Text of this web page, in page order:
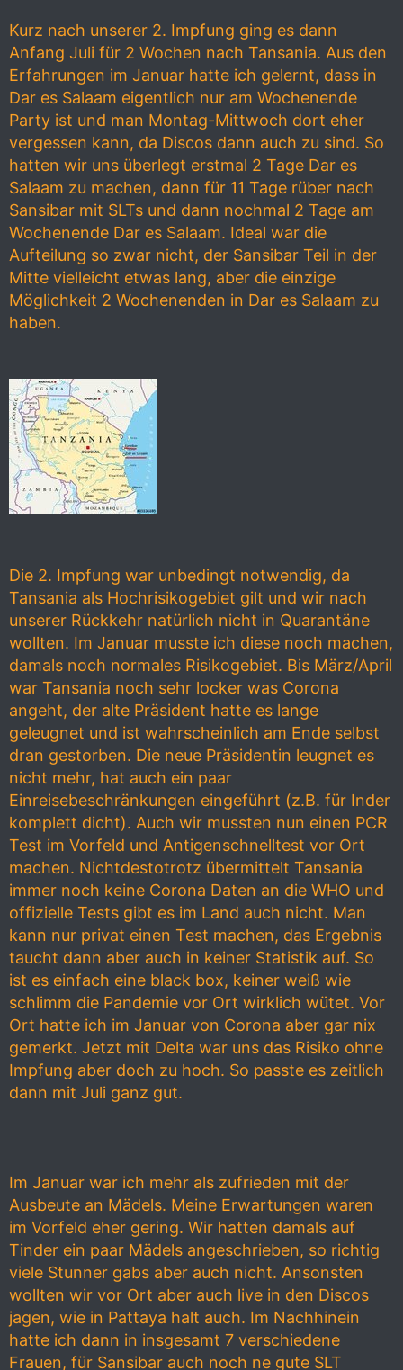
Kurz nach unserer 2. Impfung ging es dann
Anfang Juli für 2 Wochen nach Tansania. Aus den
Erfahrungen im Januar hatte ich gelernt, dass in
Dar es Salaam eigentlich nur am Wochenende
Party ist und man Montag-Mittwoch dort eher
vergessen kann, da Discos dann auch zu sind. So
hatten wir uns überlegt erstmal 2 Tage Dar es
Salaam zu machen, dann für 11 Tage rüber nach
Sansibar mit SLTs und dann nochmal 2 Tage am
Wochenende Dar es Salaam. Ideal war die
Aufteilung so zwar nicht, der Sansibar Teil in der
Mitte vielleicht etwas lang, aber die einzige
Möglichkeit 2 Wochenenden in Dar es Salaam zu
haben.
Die 2. Impfung war unbedingt notwendig, da
Tansania als Hochrisikogebiet gilt und wir nach
unserer Rückkehr natürlich nicht in Quarantäne
wollten. Im Januar musste ich diese noch machen,
damals noch normales Risikogebiet. Bis März/April
war Tansania noch sehr locker was Corona
angeht, der alte Präsident hatte es lange
geleugnet und ist wahrscheinlich am Ende selbst
dran gestorben. Die neue Präsidentin leugnet es
nicht mehr, hat auch ein paar
Einreisebeschränkungen eingeführt (z.B. für Inder
komplett dicht). Auch wir mussten nun einen PCR
Test im Vorfeld und Antigenschnelltest vor Ort
machen. Nichtdestotrotz übermittelt Tansania
immer noch keine Corona Daten an die WHO und
offizielle Tests gibt es im Land auch nicht. Man
kann nur privat einen Test machen, das Ergebnis
taucht dann aber auch in keiner Statistik auf. So
ist es einfach eine black box, keiner weiß wie
schlimm die Pandemie vor Ort wirklich wütet. Vor
Ort hatte ich im Januar von Corona aber gar nix
gemerkt. Jetzt mit Delta war uns das Risiko ohne
Impfung aber doch zu hoch. So passte es zeitlich
dann mit Juli ganz gut.
Im Januar war ich mehr als zufrieden mit der
Ausbeute an Mädels. Meine Erwartungen waren
im Vorfeld eher gering. Wir hatten damals auf
Tinder ein paar Mädels angeschrieben, so richtig
viele Stunner gabs aber auch nicht. Ansonsten
wollten wir vor Ort aber auch live in den Discos
jagen, wie in Pattaya halt auch. Im Nachhinein
hatte ich dann in insgesamt 7 verschiedene
Frauen, für Sansibar auch noch ne gute SLT